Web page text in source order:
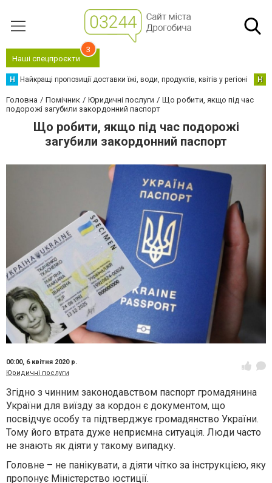
Наші спецпроєкти
3
Н Найкращі пропозиції доставки їжі, води, продуктів, квітів у регіоні Н
Головна Помічник Юридичні послуги
Що робити, якщо під час
подорожі загубили закордонний паспорт
Що робити, якщо під час подорожі
загубили закордонний паспорт
00:00, 6 квітня 2020 р.
Юридичні послуги
Згідно з чинним законодавством паспорт громадянина
України для виїзду за кордон є документом, що
посвідчує особу та підтверджує громадянство України.
Тому його втрата дуже неприємна ситуація. Люди часто
не знають як діяти у такому випадку.
Головне – не панікувати, а діяти чітко за інструкцією, яку
пропонує Міністерство юстиції.